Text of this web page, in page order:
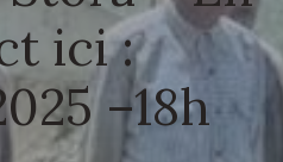
ici :
–18h